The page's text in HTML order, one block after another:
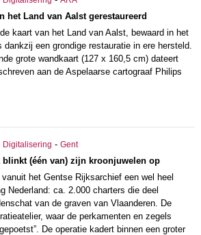
het Land van Aalst gerestaureerd
kaart van het Land van Aalst, bewaard in het
een grondige restauratie in ere hersteld.
grote wandkaart (127 x 160,5 cm) dateert
aan de Aspelaarse cartograaf Philips
Digitalisering - Gent
blinkt (één van) zijn kroonjuwelen op
het Gentse Rijksarchief een wel heel
Nederland: ca. 2.000 charters die deel
van de graven van Vlaanderen. De
waar de perkamenten en zegels
De operatie kadert binnen een groter